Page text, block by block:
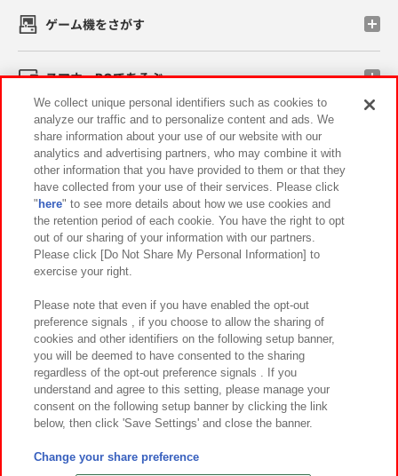
ゲーム機をさがす
スマホ・PCであそぶ
イベント・キャンペーン
関連会社 サステナビリティ サイトポリシー
プライバシーポリシー ウェブアクセシビリティ方針と検証結果
お取引先さまとともに
カスタマーハラスメント対応方針 よくあるご質問・お問い合わせ
©Bandai Namco Amusement Inc.
©Bandai Namco Amusement Lab Inc.
We collect unique personal identifiers such as cookies to
analyze our traffic and to personalize content and ads. We
share information about your use of our website with our
analytics and advertising partners, who may combine it with
other information that you have provided to them or that they
have collected from your use of their services. Please click
" here" to see more details about how we use cookies and
the retention period of each cookie. You have the right to opt
out of our sharing of your information with our partners.
Please click [Do Not Share My Personal Information] to
exercise your right.
Please note that even if you have enabled the opt-out
preference signals , if you choose to allow the sharing of
cookies and other identifiers on the following setup banner,
you will be deemed to have consented to the sharing
regardless of the opt-out preference signals . If you
understand and agree to this setting, please manage your
consent on the following setup banner by clicking the link
below, then click 'Save Settings' and close the banner.
Change your share preference